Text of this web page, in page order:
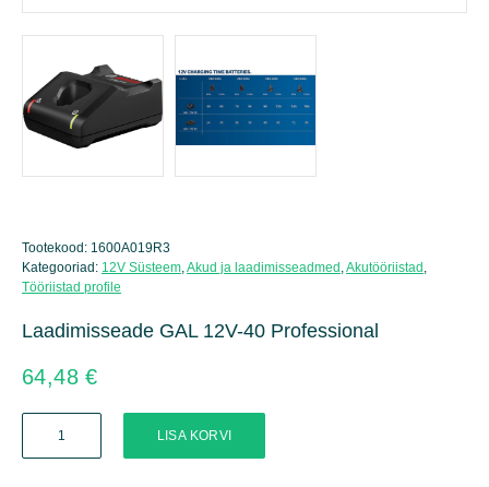
Tootekood: 1600A019R3
Kategooriad: 12V Süsteem Akud ja laadimisseadmed Akutööriistad
Tööriistad profile
Laadimisseade GAL 12V-40 Professional
64,48€
12V-
LISA KORVI